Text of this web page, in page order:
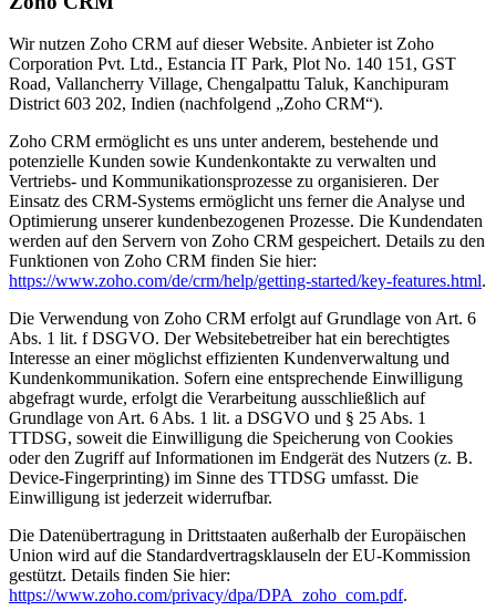
Wir nutzen Zoho CRM auf dieser Website. Anbieter ist Zoho
Corporation Pvt. Ltd., Estancia IT Park, Plot No. 140 151, GST
Road, Vallancherry Village, Chengalpattu Taluk, Kanchipuram
District 603 202, Indien (nachfolgend „Zoho CRM“).
Zoho CRM ermöglicht es uns unter anderem, bestehende und
potenzielle Kunden sowie Kundenkontakte zu verwalten und
Vertriebs- und Kommunikationsprozesse zu organisieren. Der
Einsatz des CRM-Systems ermöglicht uns ferner die Analyse und
Optimierung unserer kundenbezogenen Prozesse. Die Kundendaten
werden auf den Servern von Zoho CRM gespeichert. Details zu den
Funktionen von Zoho CRM finden Sie hier:
https://www.zoho.com/de/crm/help/getting-started/key-features.html.
Die Verwendung von Zoho CRM erfolgt auf Grundlage von Art. 6
Abs. 1 lit. f DSGVO. Der Websitebetreiber hat ein berechtigtes
Interesse an einer möglichst effizienten Kundenverwaltung und
Kundenkommunikation. Sofern eine entsprechende Einwilligung
abgefragt wurde, erfolgt die Verarbeitung ausschließlich auf
Grundlage von Art. 6 Abs. 1 lit. a DSGVO und § 25 Abs. 1
TTDSG, soweit die Einwilligung die Speicherung von Cookies
oder den Zugriff auf Informationen im Endgerät des Nutzers (z. B.
Device-Fingerprinting) im Sinne des TTDSG umfasst. Die
Einwilligung ist jederzeit widerrufbar.
Die Datenübertragung in Drittstaaten außerhalb der Europäischen
Union wird auf die Standardvertragsklauseln der EU-Kommission
gestützt. Details finden Sie hier:
https://www.zoho.com/privacy/dpa/DPA_zoho_com.pdf.